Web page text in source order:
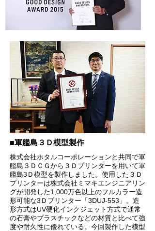
■軍艦島３Ｄ模型製作
株式会社ホタルコーポレーションと共同で軍
艦島３ＤＣＧから３Ｄプリンターを用いて軍
艦島3Ｄ模型を製作しました。使用した３Ｄ
プリンターは株式会社ミマキエンジニアリン
グが開発した1,000万色以上のフルカラー造
形可能な3Ｄプリンター「3DUJ-553」。造
形方式はUV硬化インクジェット方式で通常
の石膏やプラスチックなどの材質と比べて強
度や耐久性に優れている。今回製作した模型